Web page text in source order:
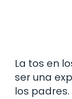
La tos en
ser una
los padres.